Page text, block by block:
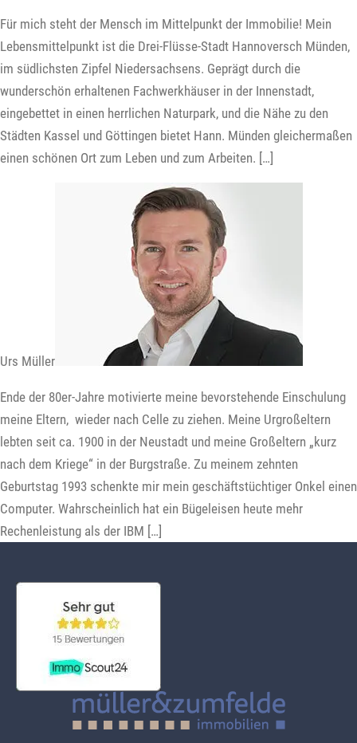
Für mich steht der Mensch im Mittelpunkt der Immobilie! Mein
Lebensmittelpunkt ist die Drei-Flüsse-Stadt Hannoversch Münden,
im südlichsten Zipfel Niedersachsens. Geprägt durch die
wunderschön erhaltenen Fachwerkhäuser in der Innenstadt,
eingebettet in einen herrlichen Naturpark, und die Nähe zu den
Städten Kassel und Göttingen bietet Hann. Münden gleichermaßen
einen schönen Ort zum Leben und zum Arbeiten. […]
Urs Müller
Ende der 80er-Jahre motivierte meine bevorstehende Einschulung
meine Eltern, wieder nach Celle zu ziehen. Meine Urgroßeltern
lebten seit ca. 1900 in der Neustadt und meine Großeltern „kurz
nach dem Kriege“ in der Burgstraße. Zu meinem zehnten
Geburtstag 1993 schenkte mir mein geschäftstüchtiger Onkel einen
Computer. Wahrscheinlich hat ein Bügeleisen heute mehr
Rechenleistung als der IBM […]